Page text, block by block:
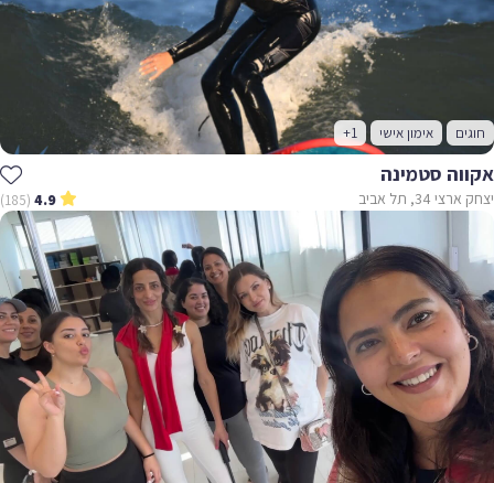
חוגים אימון אישי +1
אקווה סטמינה
יצחק ארצי 34, תל אביב 4.9
(185)